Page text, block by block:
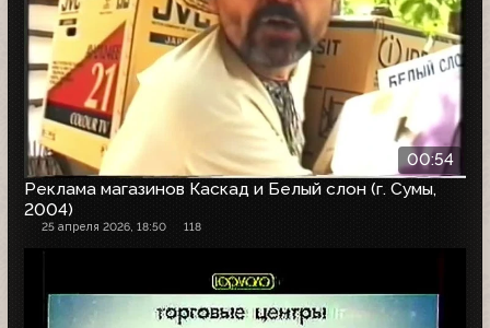
00:54
Реклама магазинов Каскад и Белый слон (г. Сумы,
2004)
25 апреля 2026, 18:50 118